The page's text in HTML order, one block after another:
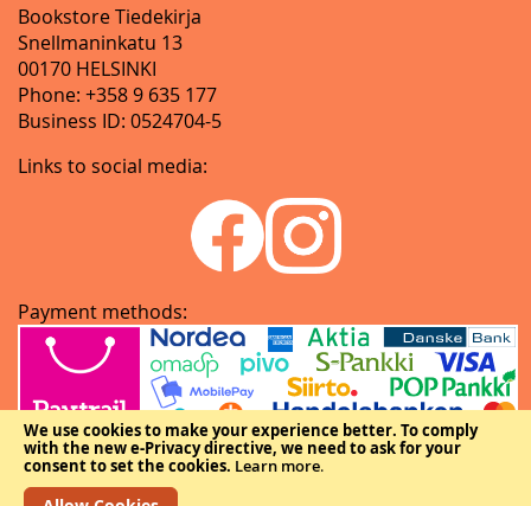
We use cookies to make your experience better. To comply
with the new e-Privacy directive, we need to ask for your
consent to set the cookies. Learn more.
Bookstore Tiedekirja
Snellmaninkatu 13
00170 HELSINKI
Phone: +358 9 635 177
Business ID: 0524704-5
Links to social media:
Payment methods: